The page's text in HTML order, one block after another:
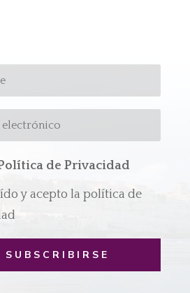
de Privacidad
y acepto la política de
SUBSCRIBIRSE